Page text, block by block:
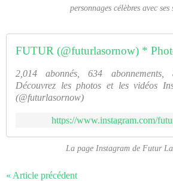
personnages célèbres avec ses
2,014 abonnés, 634
Découvrez les photos et les vidéos
(@futurlasornow)
https://www.instagram.com/
La page Instagram de Futur
« Article précédent